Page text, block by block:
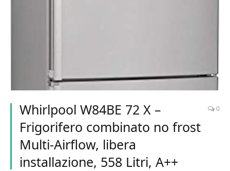
Whirlpool W84BE 72 X –
Frigorifero combinato no frost
Multi-Airflow, libera
installazione, 558 Litri, A++
0